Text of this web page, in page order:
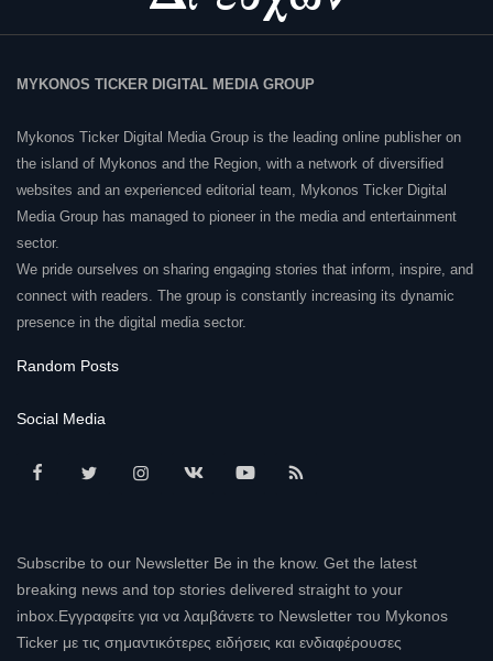
MYKONOS TICKER DIGITAL MEDIA GROUP
Mykonos Ticker Digital Media Group is the leading online publisher on
the island of Mykonos and the Region, with a network of diversified
websites and an experienced editorial team, Mykonos Ticker Digital
Media Group has managed to pioneer in the media and entertainment
sector.
We pride ourselves on sharing engaging stories that inform, inspire, and
connect with readers. The group is constantly increasing its dynamic
presence in the digital media sector.
Random Posts
Social Media
Subscribe to our Newsletter Be in the know. Get the latest
breaking news and top stories delivered straight to your
inbox.Εγγραφείτε για να λαμβάνετε το Newsletter του Mykonos
Ticker με τις σημαντικότερες ειδήσεις και ενδιαφέρουσες